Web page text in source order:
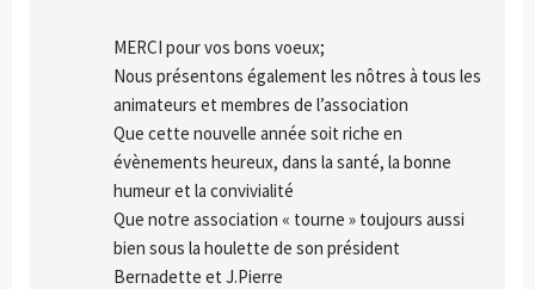
MERCI pour vos bons voeux;
Nous présentons également les nôtres à tous les
animateurs et membres de l’association
Que cette nouvelle année soit riche en
évènements heureux, dans la santé, la bonne
humeur et la convivialité
Que notre association « tourne » toujours aussi
bien sous la houlette de son président
Bernadette et J.Pierre